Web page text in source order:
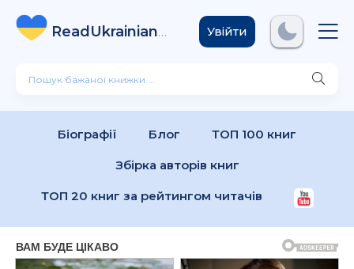
ReadUkrainian
Books .com
Увійти
Біографії Блог ТОП 100 книг
Збірка авторів книг
ТОП 20 книг за рейтингом читачів